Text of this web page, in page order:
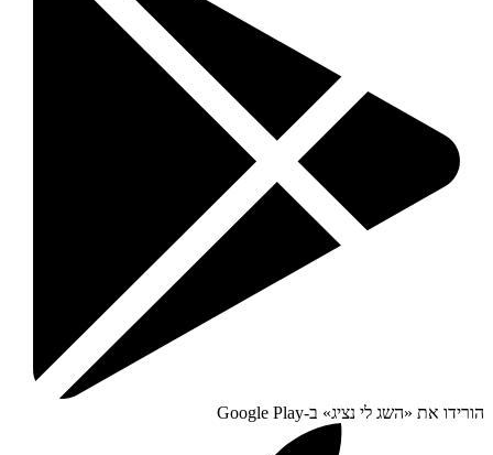
הורידו את «השג לי נציג» ב-Google Play